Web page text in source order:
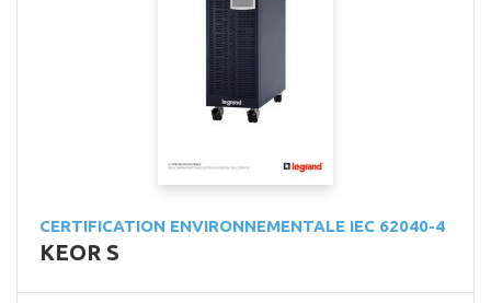
CERTIFICATION ENVIRONNEMENTALE IEC 62040-4
KEOR S